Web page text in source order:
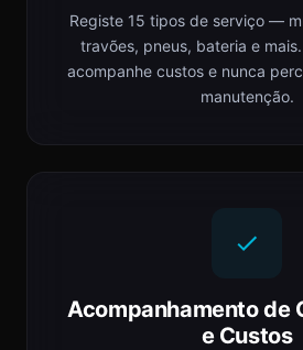
Registe 15 tipos de serviço —
travões, pneus, bateria e
acompanhe custos e nunca
manutenção.
Acompanhamento de
e Custos